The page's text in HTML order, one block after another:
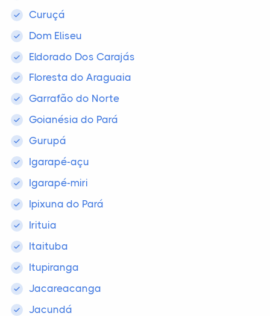
Curuçá
Dom Eliseu
Eldorado Dos Carajás
Floresta do Araguaia
Garrafão do Norte
Goianésia do Pará
Gurupá
Igarapé-açu
Igarapé-miri
Ipixuna do Pará
Irituia
Itaituba
Itupiranga
Jacareacanga
Jacundá